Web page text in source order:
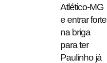
Atlético-MG
e entrar forte
na briga
para ter
Paulinho já